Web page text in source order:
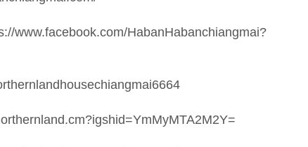
HabanHabanchiangmai?